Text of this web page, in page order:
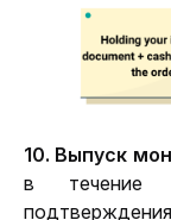
10. Выпуск
в течение